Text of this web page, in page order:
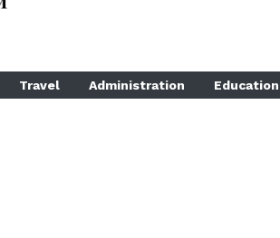
Travel Administration Education